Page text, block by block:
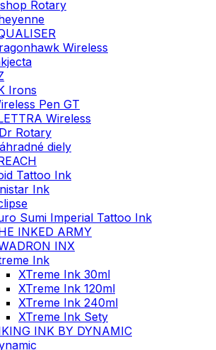
Rotary
Wireless
Irons
Pen GT
Wireless
Rotary
diely
Tattoo Ink
Ink
Sumi Imperial Tattoo Ink
INKED ARMY
INX
Ink
XTreme Ink 30ml
XTreme Ink 120ml
XTreme Ink 240ml
XTreme Ink Sety
INK BY DYNAMIC